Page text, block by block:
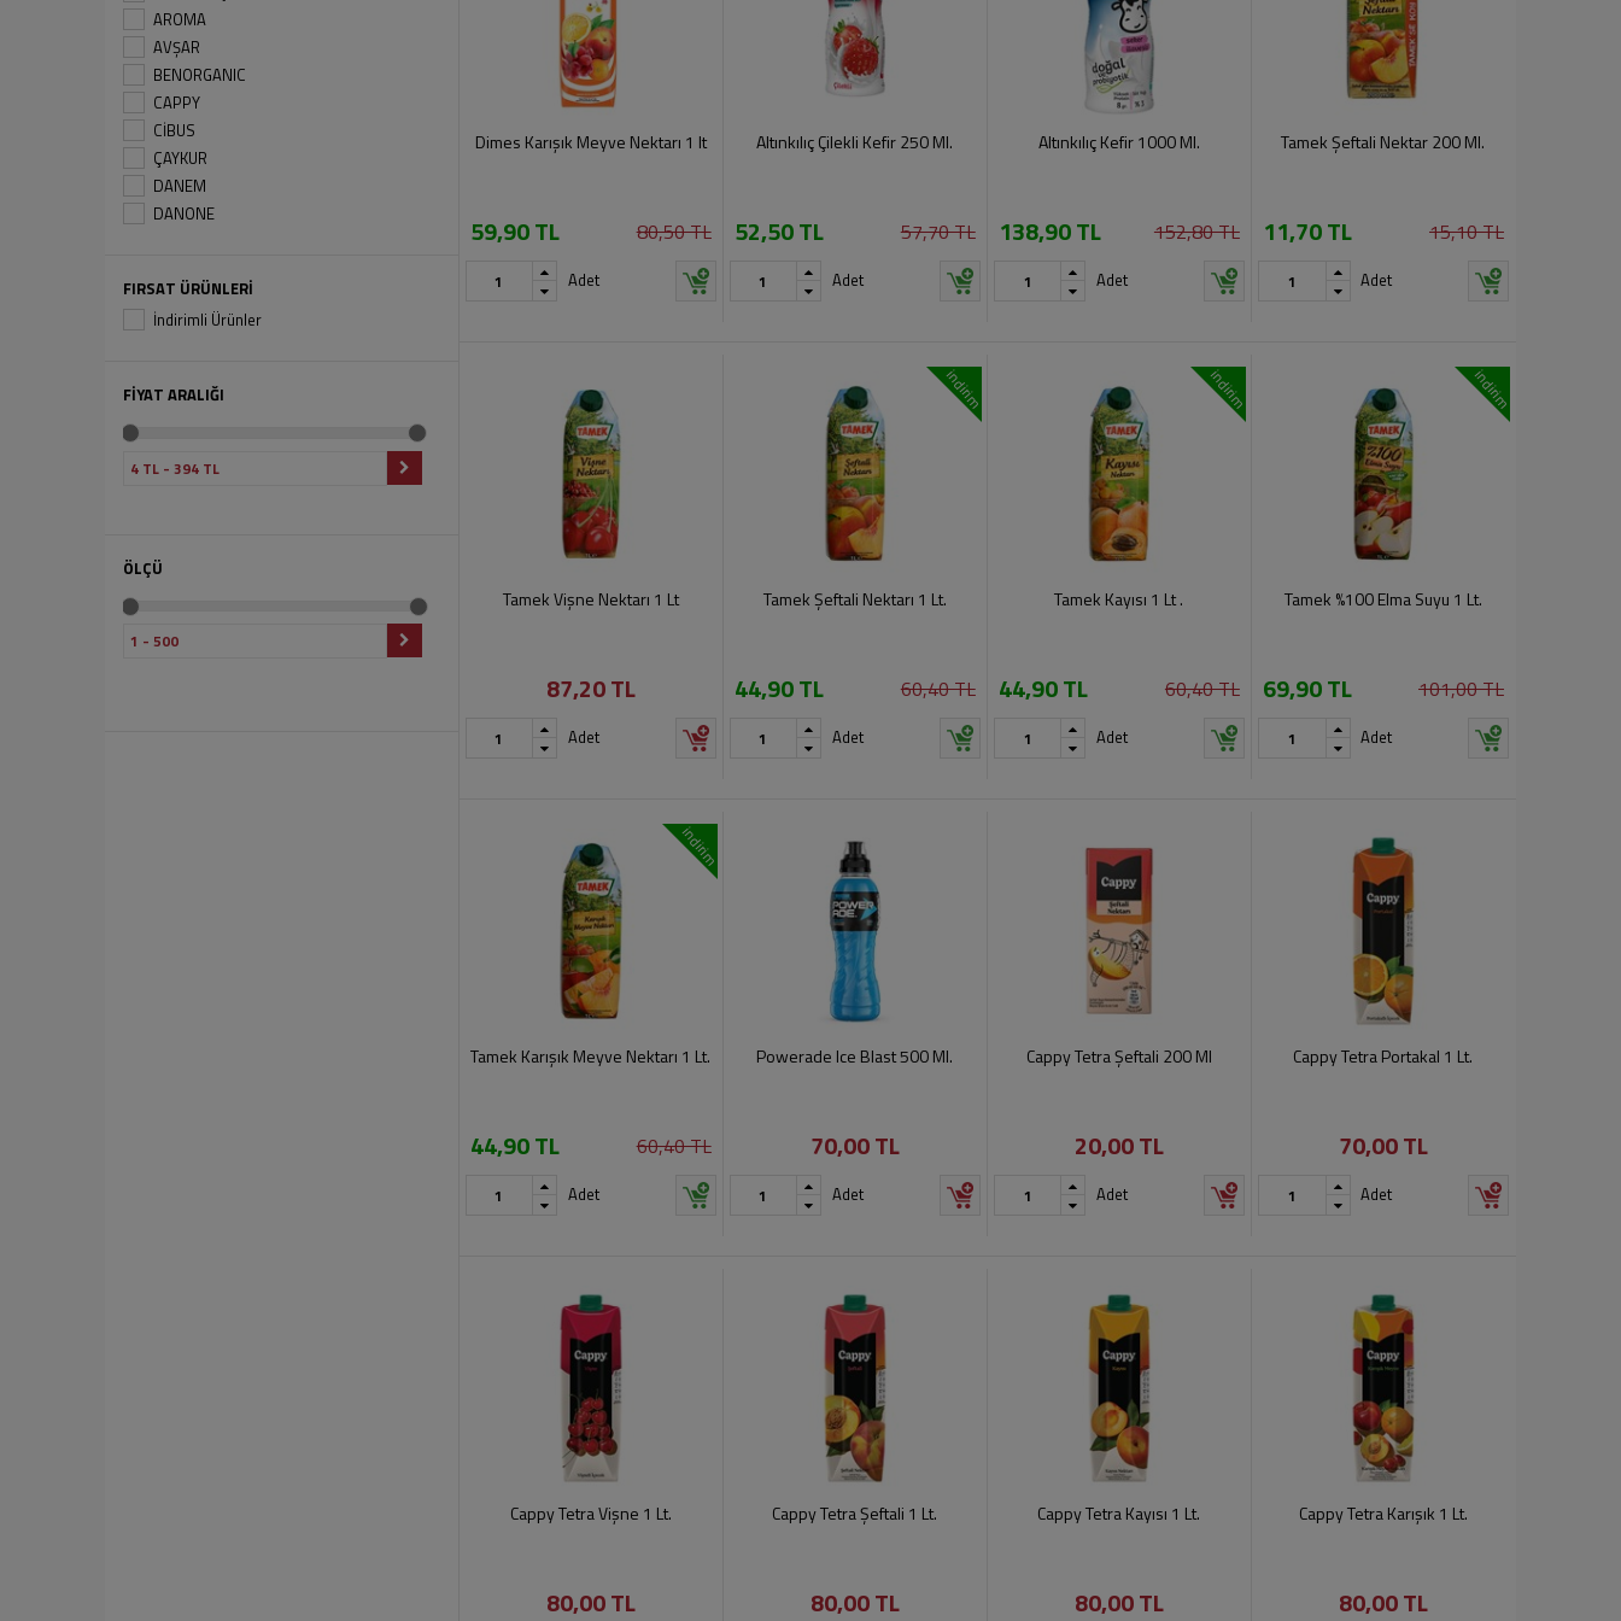
AROMA
AVŞAR
BENORGANIC
CAPPY
CİBUS
ÇAYKUR
DANEM
DANONE
DOĞANAY
DR.OETKER
EXOTIC
FUSE TEA
KENT BAHARAT
FIRSAT ÜRÜNLERİ
İndirimli Ürünler
FİYAT ARALIĞI
ÖLÇÜ
Dimes Karışık Meyve Nektarı 1 lt
59,90 TL 80,50 TL
Adet
Altınkılıç Çilekli Kefir 250 Ml.
52,50 TL 57,70 TL
Adet
Altınkılıç Kefir 1000 Ml.
138,90 TL 152,80 TL
Adet
Tamek Şeftali Nektar 200 Ml.
11,70 TL 15,10 TL
Adet
Tamek Vişne Nektarı 1 Lt
87,20 TL
Adet
indirim
Tamek Şeftali Nektarı 1 Lt.
44,90 TL 60,40 TL
Adet
indirim
Tamek Kayısı 1 Lt .
44,90 TL 60,40 TL
Adet
indirim
Tamek %100 Elma Suyu 1 Lt.
69,90 TL 101,00 TL
Adet
indirim
Tamek Karışık Meyve Nektarı 1 Lt.
44,90 TL 60,40 TL
Adet
Powerade Ice Blast 500 Ml.
70,00 TL
Adet
Cappy Tetra Şeftali 200 Ml
20,00 TL
Adet
Cappy Tetra Portakal 1 Lt.
70,00 TL
Adet
Cappy Tetra Vişne 1 Lt.
80,00 TL
Cappy Tetra Şeftali 1 Lt.
80,00 TL
Cappy Tetra Kayısı 1 Lt.
80,00 TL
Cappy Tetra Karışık 1 Lt.
80,00 TL